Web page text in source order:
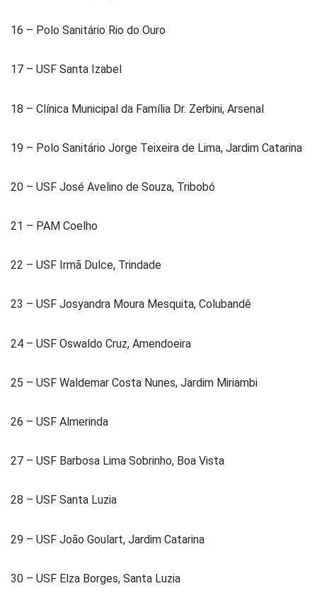
16 – Polo Sanitário Rio do Ouro
17 – USF Santa Izabel
18 – Clínica Municipal da Família Dr. Zerbini, Arsenal
19 – Polo Sanitário Jorge Teixeira de Lima, Jardim Catarina
20 – USF José Avelino de Souza, Tribobó
21 – PAM Coelho
22 – USF Irmã Dulce, Trindade
23 – USF Josyandra Moura Mesquita, Colubandê
24 – USF Oswaldo Cruz, Amendoeira
25 – USF Waldemar Costa Nunes, Jardim Miriambi
26 – USF Almerinda
27 – USF Barbosa Lima Sobrinho, Boa Vista
28 – USF Santa Luzia
29 – USF João Goulart, Jardim Catarina
30 – USF Elza Borges, Santa Luzia